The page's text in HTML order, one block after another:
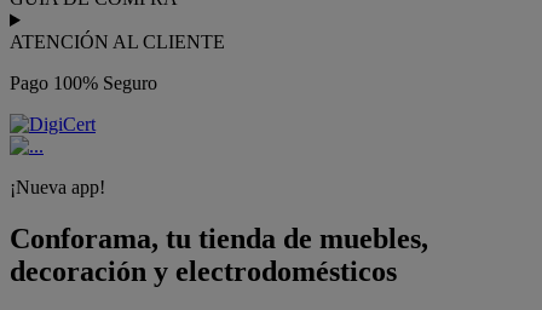
ATENCIÓN AL CLIENTE
Pago 100% Seguro
¡Nueva app!
Conforama, tu tienda de muebles,
decoración y electrodomésticos